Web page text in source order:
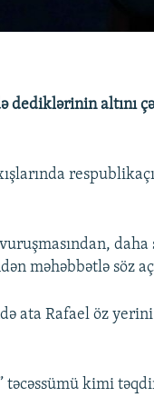
dediklərinin altını
məhəbbətlə söz
ata Rafael öz
təcəssümü kimi